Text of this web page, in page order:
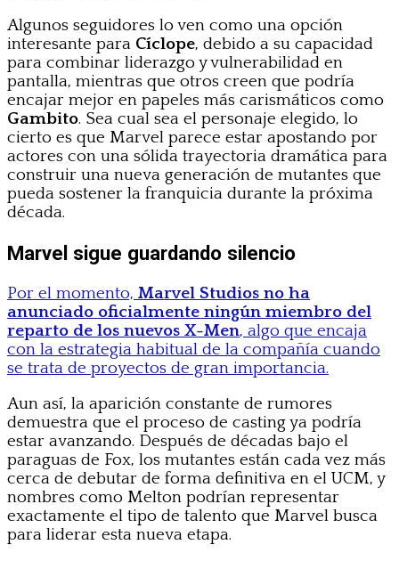
Algunos seguidores lo ven como una opción
interesante para Cíclope, debido a su capacidad
para combinar liderazgo y vulnerabilidad en
pantalla, mientras que otros creen que podría
encajar mejor en papeles más carismáticos como
Gambito. Sea cual sea el personaje elegido, lo
cierto es que Marvel parece estar apostando por
actores con una sólida trayectoria dramática para
construir una nueva generación de mutantes que
pueda sostener la franquicia durante la próxima
década.
Marvel sigue guardando silencio
Por el momento, Marvel Studios no ha
anunciado oficialmente ningún miembro del
reparto de los nuevos X-Men, algo que encaja
con la estrategia habitual de la compañía cuando
se trata de proyectos de gran importancia.
Aun así, la aparición constante de rumores
demuestra que el proceso de casting ya podría
estar avanzando. Después de décadas bajo el
paraguas de Fox, los mutantes están cada vez más
cerca de debutar de forma definitiva en el UCM, y
nombres como Melton podrían representar
exactamente el tipo de talento que Marvel busca
para liderar esta nueva etapa.